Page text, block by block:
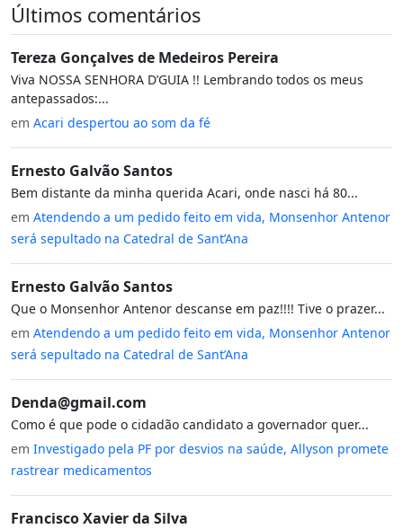
Últimos comentários
Tereza Gonçalves de Medeiros Pereira
Viva NOSSA SENHORA D’GUIA !! Lembrando todos os meus
antepassados:...
em Acari despertou ao som da fé
Ernesto Galvão Santos
Bem distante da minha querida Acari, onde nasci há 80...
em Atendendo a um pedido feito em vida, Monsenhor Antenor
será sepultado na Catedral de Sant’Ana
Ernesto Galvão Santos
Que o Monsenhor Antenor descanse em paz!!!! Tive o prazer...
em Atendendo a um pedido feito em vida, Monsenhor Antenor
será sepultado na Catedral de Sant’Ana
Denda@gmail.com
Como é que pode o cidadão candidato a governador quer...
em Investigado pela PF por desvios na saúde, Allyson promete
rastrear medicamentos
Francisco Xavier da Silva